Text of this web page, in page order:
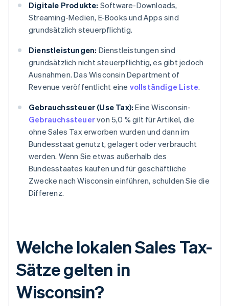
Digitale Produkte: Software-Downloads,
Streaming-Medien, E-Books und Apps sind
grundsätzlich steuerpflichtig.
Dienstleistungen: Dienstleistungen sind
grundsätzlich nicht steuerpflichtig, es gibt jedoch
Ausnahmen. Das Wisconsin Department of
Revenue veröffentlicht eine vollständige Liste.
Gebrauchssteuer (Use Tax): Eine Wisconsin-
Gebrauchssteuervon 5,0 % gilt für Artikel, die
ohne Sales Tax erworben wurden und dann im
Bundesstaat genutzt, gelagert oder verbraucht
werden. Wenn Sie etwas außerhalb des
Bundesstaates kaufen und für geschäftliche
Zwecke nach Wisconsin einführen, schulden Sie die
Differenz.
Welche lokalen Sales Tax-
Sätze gelten in
Wisconsin?